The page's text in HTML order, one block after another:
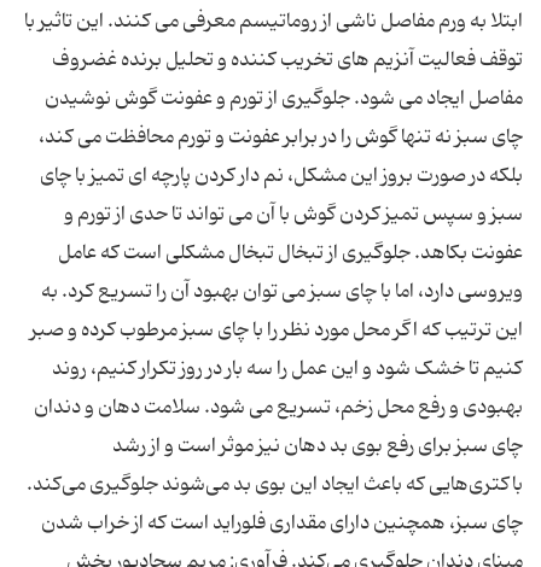
ابتلا به ورم مفاصل ناشی از روماتیسم معرفی می کنند. این تاثیر با
توقف فعالیت آنزیم های تخریب کننده و تحلیل برنده غضروف
مفاصل ایجاد می شود. جلوگیری از تورم و عفونت گوش نوشیدن
چای سبز نه تنها گوش را در برابر عفونت و تورم محافظت می کند،
بلکه در صورت بروز این مشکل، نم دار کردن پارچه ای تمیز با چای
سبز و سپس تمیز کردن گوش با آن می تواند تا حدی از تورم و
عفونت بکاهد. جلوگیری از تبخال تبخال مشکلی است که عامل
ویروسی دارد، اما با چای سبز می توان بهبود آن را تسریع کرد. به
این ترتیب که اگر محل مورد نظر را با چای سبز مرطوب کرده و صبر
کنیم تا خشک شود و این عمل را سه بار در روز تکرار کنیم، روند
بهبودی و رفع محل زخم، تسریع می شود. سلامت دهان و دندان
چای سبز برای رفع بوی بد دهان نیز موثر است و از رشد
باکتری‌هایی که باعث ایجاد این بوی بد می‌شوند جلوگیری می‌کند.
چای سبز، همچنین دارای مقداری فلوراید است که از خراب شدن